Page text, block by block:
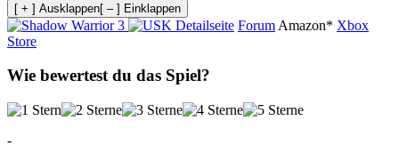
[ + ] Ausklappen[ – ] Einklappen
Detailseite Forum Amazon* Xbox
Store
Wie bewertest du das Spiel?
-